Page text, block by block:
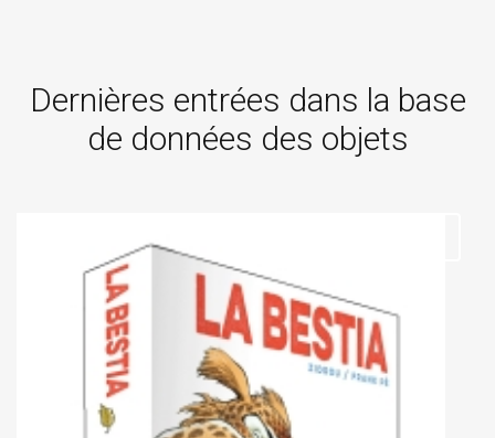
Dernières entrées dans la base
de données des objets